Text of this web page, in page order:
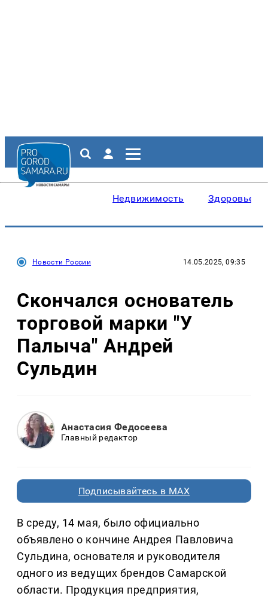
Недвижимость Здоровье
Новости России 14.05.2025, 09:35
Скончался основатель
торговой марки "У
Палыча" Андрей
Сульдин
Анастасия Федосеева
Главный редактор
Подписывайтесь в MAX
В среду, 14 мая, было официально
объявлено о кончине Андрея Павловича
Сульдина, основателя и руководителя
одного из ведущих брендов Самарской
области. Продукция предприятия,